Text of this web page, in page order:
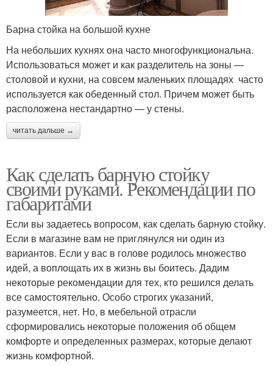
Барна стойка на большой кухне
На небольших кухнях она часто многофункциональна.
Использоваться может и как разделитель на зоны —
столовой и кухни, на совсем маленьких площадях часто
используется как обеденный стол. Причем может быть
расположена нестандартно — у стены.
читать дальше →
Как сделать барную стойку
своими руками. Рекомендации по
габаритами
Если вы задаетесь вопросом, как сделать барную стойку.
Если в магазине вам не приглянулся ни один из
вариантов. Если у вас в голове родилось множество
идей, а воплощать их в жизнь вы боитесь. Дадим
некоторые рекомендации для тех, кто решился делать
все самостоятельно. Особо строгих указаний,
разумеется, нет. Но, в мебельной отрасли
сформировались некоторые положения об общем
комфорте и определенных размерах, которые делают
жизнь комфортной.